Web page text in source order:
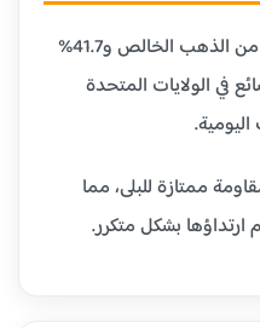
عيار 14 قيراط يحتوي على 58.3% من الذهب الخالص و41.7%
في الولايات المتحدة
جداً ومقاومة ممتازة للبلى، مما
ارتداؤها بشكل متكرر.